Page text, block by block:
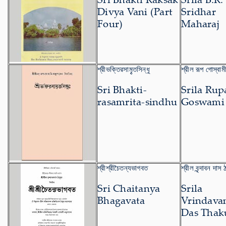
Divya Vani (Part
Four)
Sridhar
Maharaj
শ্রীভক্তিরসামৄতসিন্ধু
Sri Bhakti-
rasamrita-sindhu
শ্রীল রূপ গোস্বামী
Srila
Goswami
শ্রীশ্রীচৈতন্যভাগবত
Sri Chaitanya
Bhagavata
শ্রীল বৃন্দাবন দাস
Srila
Das